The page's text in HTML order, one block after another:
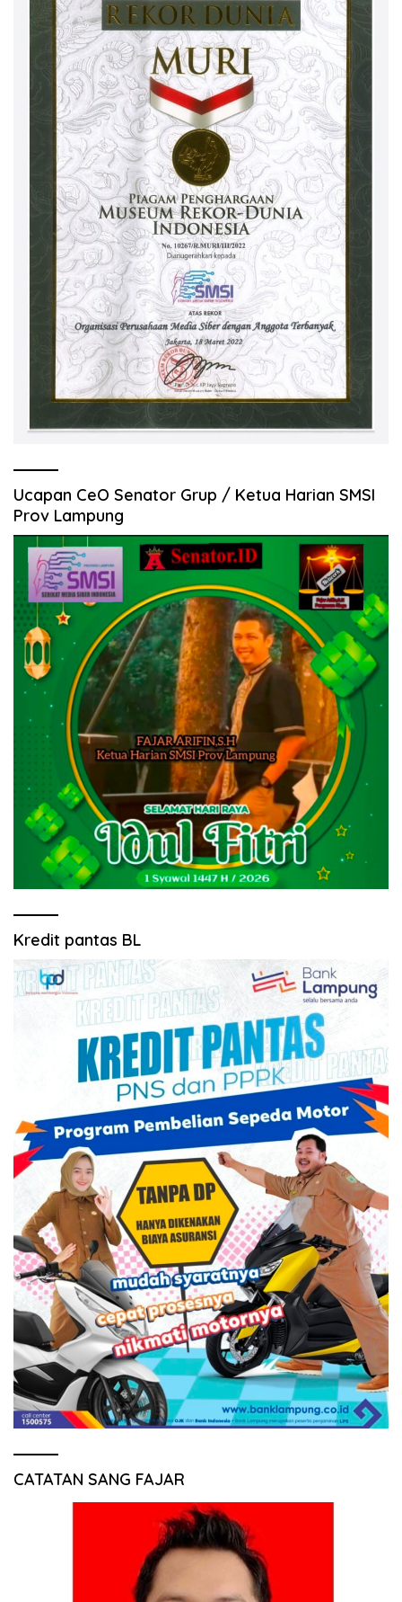
Ucapan CeO Senator Grup / Ketua Harian SMSI
Prov Lampung
Kredit pantas BL
CATATAN SANG FAJAR